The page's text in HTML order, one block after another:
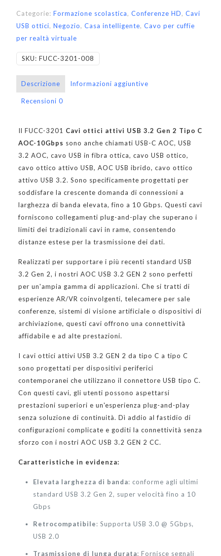
Categorie: Formazione scolastica, Conferenze HD, Cavi
USB ottici, Negozio, Casa intelligente, Cavo per cuffie
per realtà virtuale
SKU: FUCC-3201-008
Descrizione Informazioni aggiuntive
Recensioni 0
Il FUCC-3201 Cavi ottici attivi USB 3.2 Gen 2 Tipo C
AOC-10Gbps sono anche chiamati USB-C AOC, USB
3.2 AOC, cavo USB in fibra ottica, cavo USB ottico,
cavo ottico attivo USB, AOC USB ibrido, cavo ottico
attivo USB 3.2. Sono specificamente progettati per
soddisfare la crescente domanda di connessioni a
larghezza di banda elevata, fino a 10 Gbps. Questi cavi
forniscono collegamenti plug-and-play che superano i
limiti dei tradizionali cavi in rame, consentendo
distanze estese per la trasmissione dei dati.
Realizzati per supportare i più recenti standard USB
3.2 Gen 2, i nostri AOC USB 3.2 GEN 2 sono perfetti
per un'ampia gamma di applicazioni. Che si tratti di
esperienze AR/VR coinvolgenti, telecamere per sale
conferenze, sistemi di visione artificiale o dispositivi di
archiviazione, questi cavi offrono una connettività
affidabile e ad alte prestazioni.
I cavi ottici attivi USB 3.2 GEN 2 da tipo C a tipo C
sono progettati per dispositivi periferici
contemporanei che utilizzano il connettore USB tipo C.
Con questi cavi, gli utenti possono aspettarsi
prestazioni superiori e un'esperienza plug-and-play
senza soluzione di continuità. Dì addio al fastidio di
configurazioni complicate e goditi la connettività senza
sforzo con i nostri AOC USB 3.2 GEN 2 CC.
Caratteristiche in evidenza:
Elevata larghezza di banda: conforme agli ultimi
standard USB 3.2 Gen 2, super velocità fino a 10
Gbps
Retrocompatibile: Supporta USB 3.0 @ 5Gbps,
USB 2.0
Trasmissione di lunga durata: Fornisce segnali